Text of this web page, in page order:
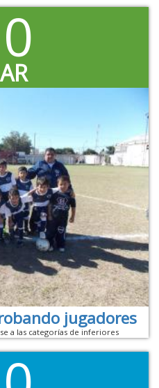
jugadores
a las categorías de inferiores